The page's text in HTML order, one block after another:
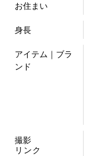
お住まい
身長
アイテム｜ブラ
ンド
撮影
リンク